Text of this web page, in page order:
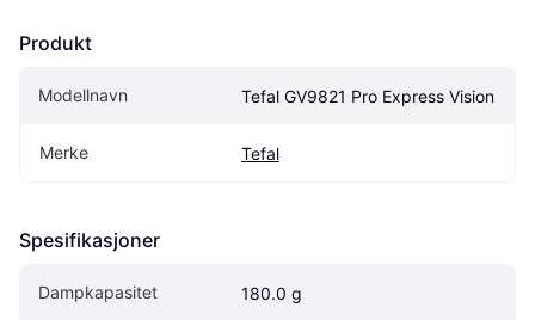
Produkt
Modellnavn Tefal GV9821 Pro Express Vision
Merke Tefal
Spesifikasjoner
Dampkapasitet 180.0 g